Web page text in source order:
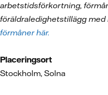
arbetstidsförkortning,
föräldraledighetstillägg med
förmåner här.
Placeringsort
Stockholm, Solna